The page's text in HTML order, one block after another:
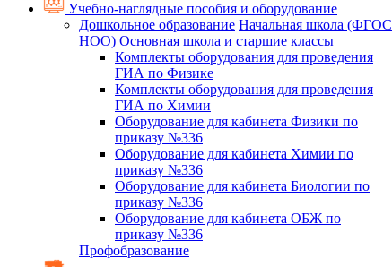
Учебно-наглядные пособия и оборудование
Дошкольное образование Начальная школа (ФГОС
НОО) Основная школа и старшие классы
Комплекты оборудования для проведения
ГИА по Физике
Комплекты оборудования для проведения
ГИА по Химии
Оборудование для кабинета Физики по
приказу №336
Оборудование для кабинета Химии по
приказу №336
Оборудование для кабинета Биологии по
приказу №336
Оборудование для кабинета ОБЖ по
приказу №336
Профобразование